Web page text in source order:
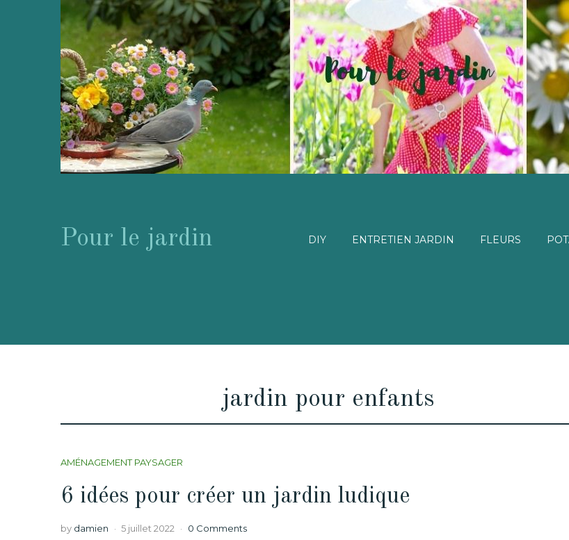
Pour le jardin DIY ENTRETIEN JARDIN FLEURS
jardin pour enfants
AMÉNAGEMENT PAYSAGER
6 idées pour créer un jardin ludique
by damien 5 juillet 2022 0 Comments